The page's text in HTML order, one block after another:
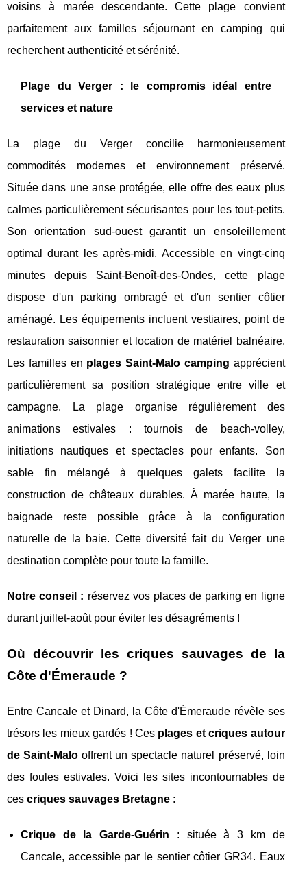
voisins à marée descendante. Cette plage convient
parfaitement aux familles séjournant en camping qui
recherchent authenticité et sérénité.
Plage du Verger : le compromis idéal entre
services et nature
La plage du Verger concilie harmonieusement
commodités modernes et environnement préservé.
Située dans une anse protégée, elle offre des eaux plus
calmes particulièrement sécurisantes pour les tout-petits.
Son orientation sud-ouest garantit un ensoleillement
optimal durant les après-midi. Accessible en vingt-cinq
minutes depuis Saint-Benoît-des-Ondes, cette plage
dispose d'un parking ombragé et d'un sentier côtier
aménagé. Les équipements incluent vestiaires, point de
restauration saisonnier et location de matériel balnéaire.
Les familles en plages Saint-Malo camping apprécient
particulièrement sa position stratégique entre ville et
campagne. La plage organise régulièrement des
animations estivales : tournois de beach-volley,
initiations nautiques et spectacles pour enfants. Son
sable fin mélangé à quelques galets facilite la
construction de châteaux durables. À marée haute, la
baignade reste possible grâce à la configuration
naturelle de la baie. Cette diversité fait du Verger une
destination complète pour toute la famille.
Notre conseil : réservez vos places de parking en ligne
durant juillet-août pour éviter les désagréments !
Où découvrir les criques sauvages de la
Côte d'Émeraude ?
Entre Cancale et Dinard, la Côte d'Émeraude révèle ses
trésors les mieux gardés ! Ces plages et criques autour
de Saint-Malo offrent un spectacle naturel préservé, loin
des foules estivales. Voici les sites incontournables de
ces criques sauvages Bretagne :
Crique de la Garde-Guérin : située à 3 km de
Cancale, accessible par le sentier côtier GR34. Eaux